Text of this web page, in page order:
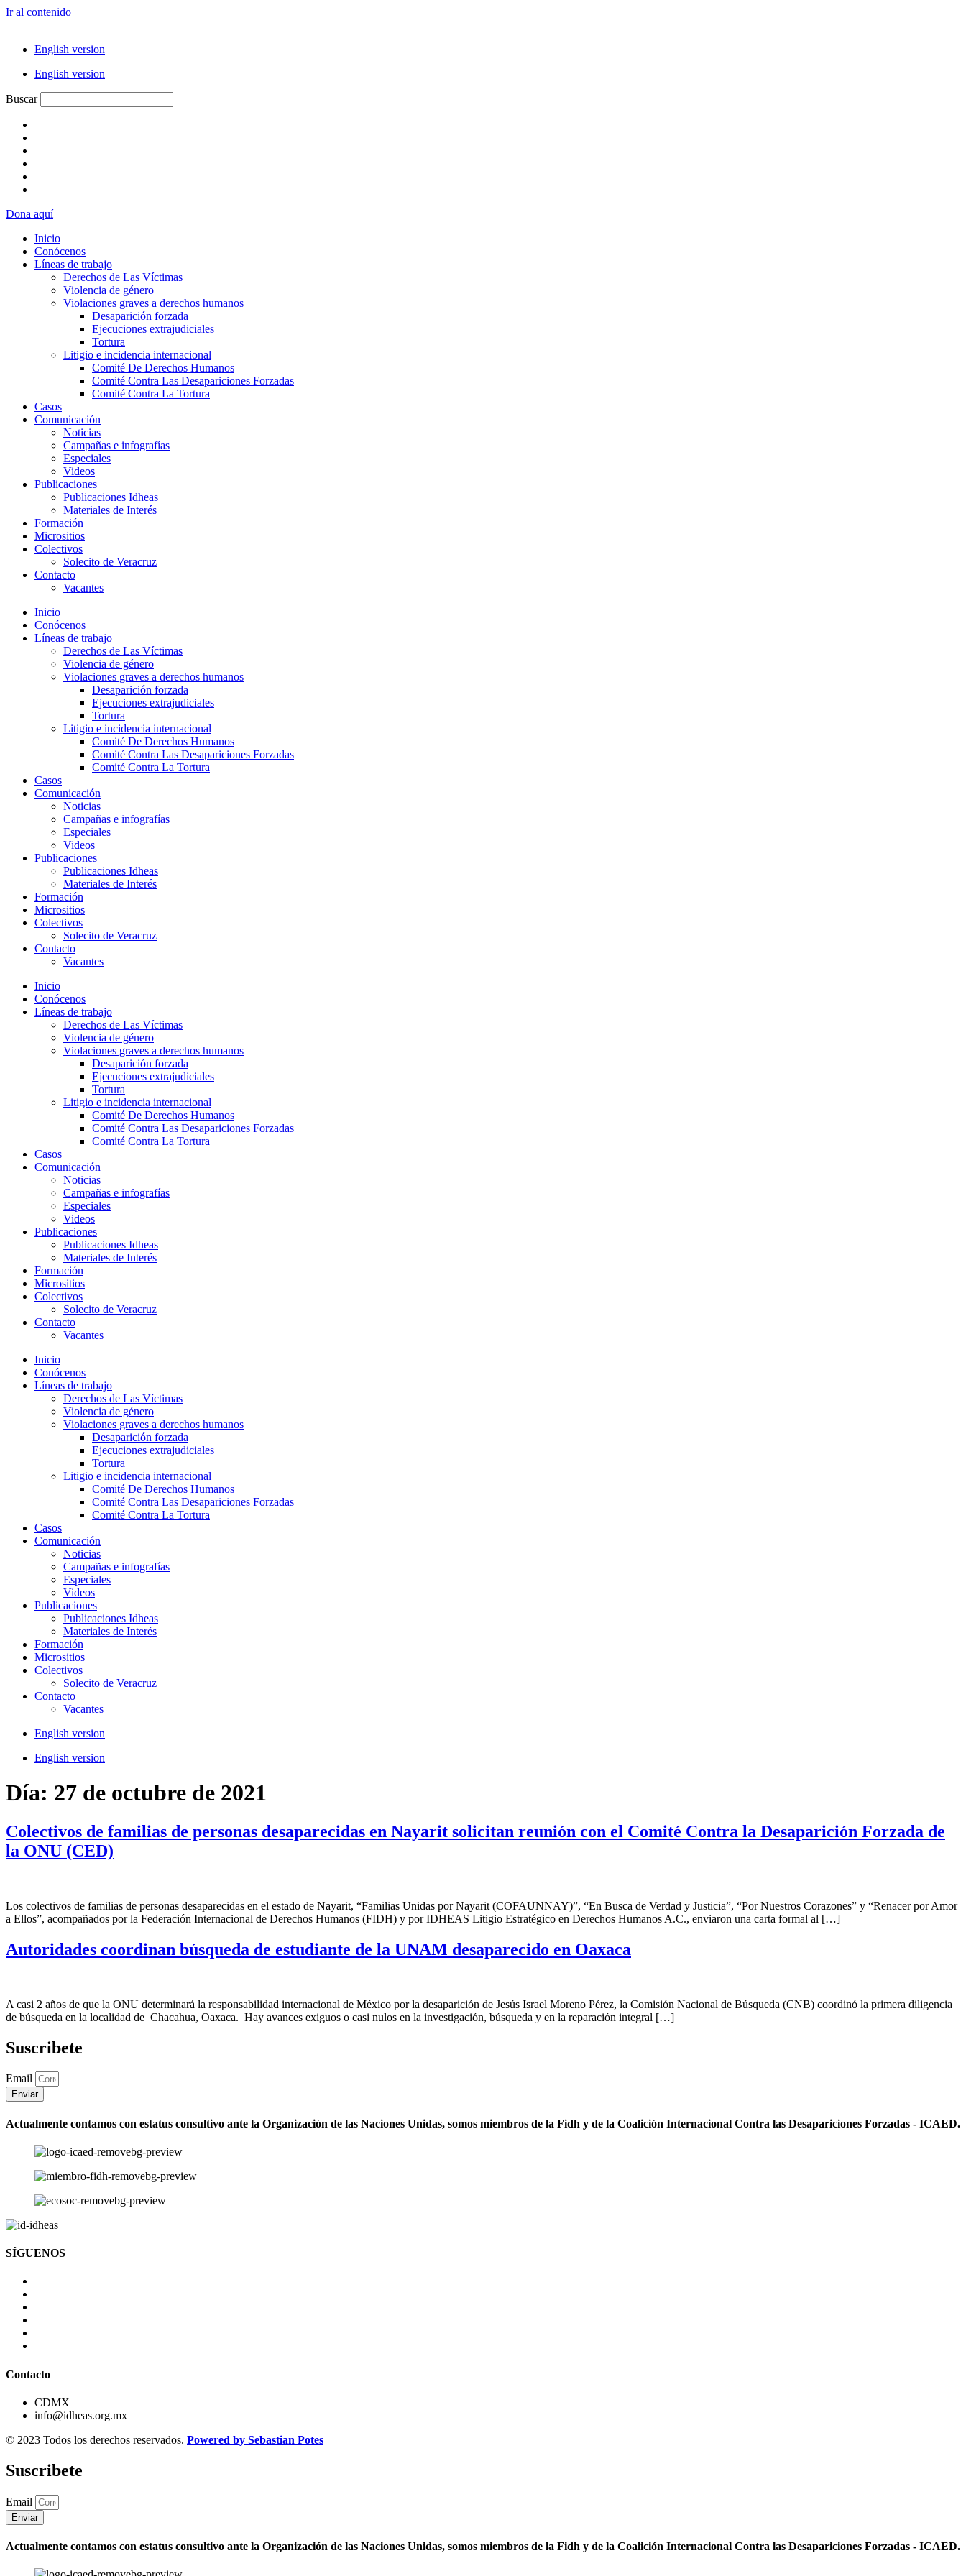
Ir al contenido
English version
English version
Buscar
Dona aquí
Inicio
Conócenos
Líneas de trabajo
Derechos de Las Víctimas
Violencia de género
Violaciones graves a derechos humanos
Desaparición forzada​
Ejecuciones extrajudiciales
Tortura
Litigio e incidencia internacional
Comité De Derechos Humanos​
Comité Contra Las Desapariciones Forzadas
Comité Contra La Tortura​
Casos
Comunicación
Noticias
Campañas e infografías
Especiales
Videos
Publicaciones
Publicaciones Idheas
Materiales de Interés
Formación
Micrositios
Colectivos
Solecito de Veracruz
Contacto
Vacantes
Inicio
Conócenos
Líneas de trabajo
Derechos de Las Víctimas
Violencia de género
Violaciones graves a derechos humanos
Desaparición forzada​
Ejecuciones extrajudiciales
Tortura
Litigio e incidencia internacional
Comité De Derechos Humanos​
Comité Contra Las Desapariciones Forzadas
Comité Contra La Tortura​
Casos
Comunicación
Noticias
Campañas e infografías
Especiales
Videos
Publicaciones
Publicaciones Idheas
Materiales de Interés
Formación
Micrositios
Colectivos
Solecito de Veracruz
Contacto
Vacantes
Inicio
Conócenos
Líneas de trabajo
Derechos de Las Víctimas
Violencia de género
Violaciones graves a derechos humanos
Desaparición forzada​
Ejecuciones extrajudiciales
Tortura
Litigio e incidencia internacional
Comité De Derechos Humanos​
Comité Contra Las Desapariciones Forzadas
Comité Contra La Tortura​
Casos
Comunicación
Noticias
Campañas e infografías
Especiales
Videos
Publicaciones
Publicaciones Idheas
Materiales de Interés
Formación
Micrositios
Colectivos
Solecito de Veracruz
Contacto
Vacantes
Inicio
Conócenos
Líneas de trabajo
Derechos de Las Víctimas
Violencia de género
Violaciones graves a derechos humanos
Desaparición forzada​
Ejecuciones extrajudiciales
Tortura
Litigio e incidencia internacional
Comité De Derechos Humanos​
Comité Contra Las Desapariciones Forzadas
Comité Contra La Tortura​
Casos
Comunicación
Noticias
Campañas e infografías
Especiales
Videos
Publicaciones
Publicaciones Idheas
Materiales de Interés
Formación
Micrositios
Colectivos
Solecito de Veracruz
Contacto
Vacantes
English version
English version
Día: 27 de octubre de 2021
Colectivos de familias de personas desaparecidas en Nayarit solicitan reunión con el Comité Contra la Desaparición Forzada de
la ONU (CED)
Los colectivos de familias de personas desaparecidas en el estado de Nayarit, “Familias Unidas por Nayarit (COFAUNNAY)”, “En Busca de Verdad y Justicia”, “Por Nuestros Corazones” y “Renacer por Amor
a Ellos”, acompañados por la Federación Internacional de Derechos Humanos (FIDH) y por IDHEAS Litigio Estratégico en Derechos Humanos A.C., enviaron una carta formal al […]
Autoridades coordinan búsqueda de estudiante de la UNAM desaparecido en Oaxaca
A casi 2 años de que la ONU determinará la responsabilidad internacional de México por la desaparición de Jesús Israel Moreno Pérez, la Comisión Nacional de Búsqueda (CNB) coordinó la primera diligencia
de búsqueda en la localidad de Chacahua, Oaxaca. Hay avances exiguos o casi nulos en la investigación, búsqueda y en la reparación integral […]
Suscribete
Email
Enviar
Actualmente contamos con estatus consultivo ante la Organización de las Naciones Unidas, somos miembros de la Fidh y de la Coalición Internacional Contra las Desapariciones Forzadas - ICAED.
SÍGUENOS
Contacto
CDMX
info@idheas.org.mx
© 2023 Todos los derechos reservados. Powered by Sebastian Potes
Suscribete
Email
Enviar
Actualmente contamos con estatus consultivo ante la Organización de las Naciones Unidas, somos miembros de la Fidh y de la Coalición Internacional Contra las Desapariciones Forzadas - ICAED.